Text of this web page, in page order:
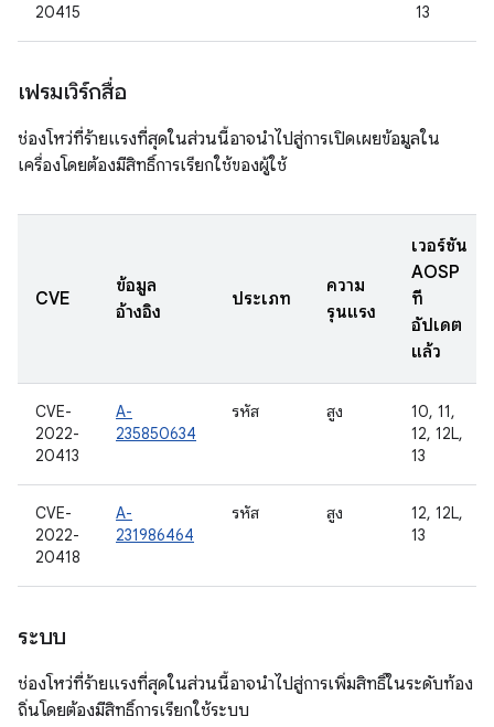
20415 13
เฟรมเวิร์กสื่อ
ช่องโหว่ที่ร้ายแรงที่สุดในส่วนนี้อาจนำไปสู่การเปิดเผยข้อมูลใน
เครื่องโดยต้องมีสิทธิ์การเรียกใช้ของผู้ใช้
CVE
ข้อมูล
อ้างอิง
ประเภท
ความ
รุนแรง
เวอร์ชัน
AOSP
ที่
อัปเดต
แล้ว
CVE-
2022-
20413
A-
235850634
รหัส สูง
10, 11,
12, 12L,
13
CVE-
2022-
20418
A-
231986464
รหัส สูง
12, 12L,
13
ระบบ
ช่องโหว่ที่ร้ายแรงที่สุดในส่วนนี้อาจนำไปสู่การเพิ่มสิทธิ์ในระดับท้อง
ถิ่นโดยต้องมีสิทธิ์การเรียกใช้ระบบ